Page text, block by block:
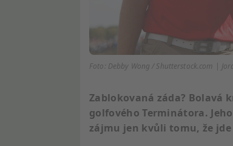
Foto: Debby Wong / Shutterstock.com |
Zablokovaná záda? Bolavá
golfového Terminátora.
zájmu jen kvůli tomu, že jde